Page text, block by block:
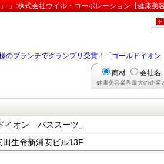
」:株式会社ウイル・コーポレーション【健康美
のブランチでグランプリ受賞！「ゴールドイオ
商材 会社名
健康美容業界最大の企業
イオン バススーツ」
生命新浦安ビル13F